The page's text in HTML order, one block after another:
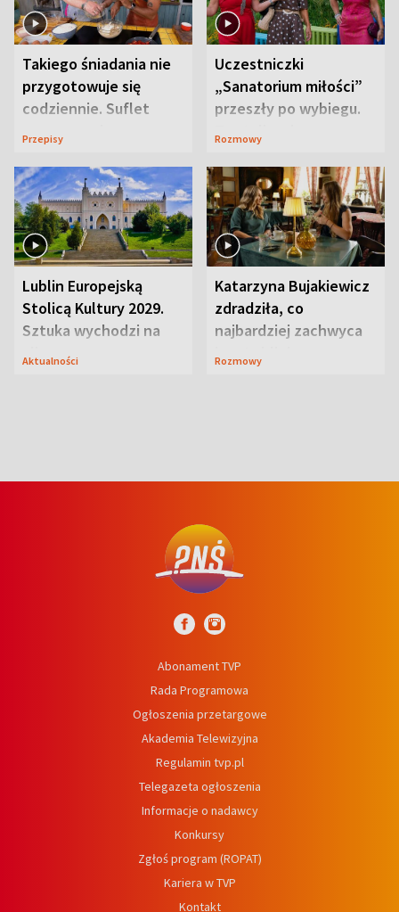
Takiego śniadania nie
przygotowuje się
codziennie. Suflet
serowy zachwyca
Przepisy
Uczestniczki
„Sanatorium miłości”
przeszły po wybiegu.
Te stylizacje
Rozmowy
Lublin Europejską
Stolicą Kultury 2029.
Sztuka wychodzi na
ulice
Aktualności
Katarzyna Bujakiewicz
zdradziła, co
najbardziej zachwyca
ją w Lublinie
Rozmowy
Abonament TVP
Rada Programowa
Ogłoszenia przetargowe
Akademia Telewizyjna
Regulamin tvp.pl
Telegazeta ogłoszenia
Informacje o nadawcy
Konkursy
Zgłoś program (ROPAT)
Kariera w TVP
Kontakt